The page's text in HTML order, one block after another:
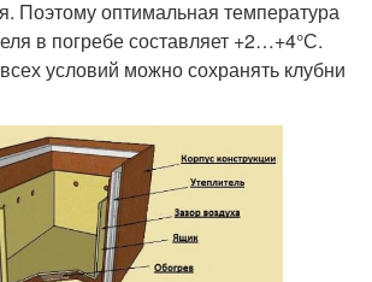
Поэтому оптимальная температура
в погребе составляет +2…+4°С.
условий можно сохранять клубни